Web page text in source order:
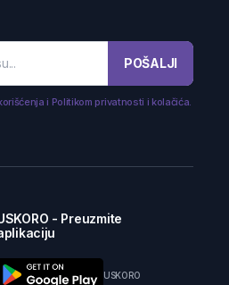
POŠALJI
i Politikom privatnosti i kolačića.
- Preuzmite
USKORO